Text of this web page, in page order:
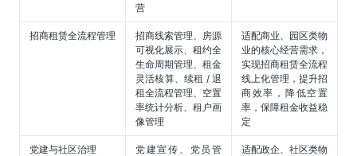
营
招商租赁全流程管理
招商线索管理、房源
可视化展示、租约全
生命周期管理、租金
灵活核算、续租 / 退
租全流程管理、空置
率统计分析、租户画
像管理
适配商业、园区类物
业的核心经营需求，
实现招商租赁全流程
线上化管理，提升招
商效率，降低空置
率，保障租金收益稳
定
党建与社区治理
党建宣传、党员管
适配政企、社区类物